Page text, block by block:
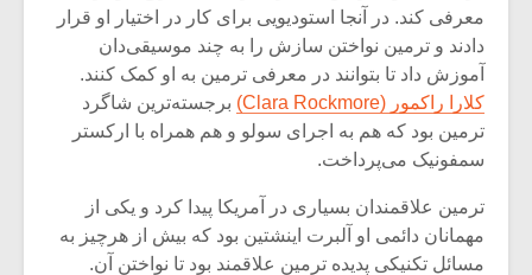
معرفی کند. در آنجا استودیویی برای کار در اختیار او قرار
دادند و ترمین نواختن سازش را به چند موسیقی‌دان
آموزش داد تا بتوانند در معرفی ترمین به او کمک کنند.
کلارا راکمور (Clara Rockmore)
برجسته‌ترین شاگرد
ترمین بود که هم به اجرای سولو و هم همراه با ارکستر
سمفونیک می‌پرداخت.
ترمین علاقمندان بسیاری در آمریکا پیدا کرد و یکی از
مهمانان دائمی او آلبرت اینشتین بود که بیش از هرچیز به
مسائل تکنیکی پدیده ترمین علاقمند بود تا نواختن آن.
میکلوش روژا
یادداشتی بر موسیقی
متن فیلم «متری
موسیقی